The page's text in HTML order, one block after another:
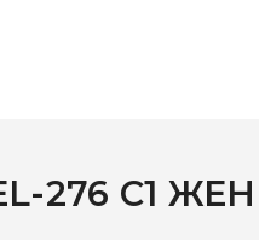
МОНОКЛЬ САЙТ — скидка 10%